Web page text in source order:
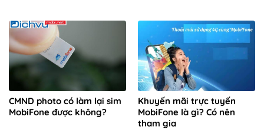
CMND photo có làm lại sim
MobiFone được không?
Khuyến mãi trực tuyến
MobiFone là gì? Có nên
tham gia